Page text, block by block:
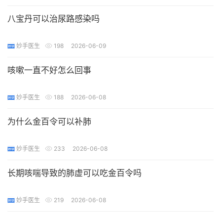
八宝丹可以治尿路感染吗
妙手医生 198 2026-06-09
咳嗽一直不好怎么回事
妙手医生 188 2026-06-08
为什么金百令可以补肺
妙手医生 233 2026-06-08
长期咳喘导致的肺虚可以吃金百令吗
妙手医生 219 2026-06-08